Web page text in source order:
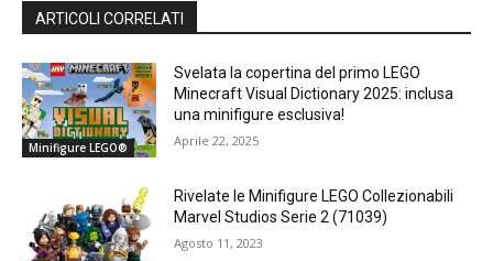
ARTICOLI CORRELATI
Minifigure LEGO®
Svelata la copertina del primo LEGO
Minecraft Visual Dictionary 2025: inclusa
una minifigure esclusiva!
Aprile 22, 2025
Rivelate le Minifigure LEGO Collezionabili
Marvel Studios Serie 2 (71039)
Agosto 11, 2023